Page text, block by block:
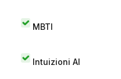
MBTI
Intuizioni AI